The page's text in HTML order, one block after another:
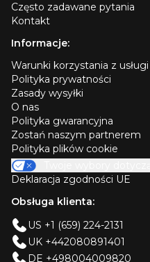
Często zadawane pytania
Kontakt
Informacje:
Warunki korzystania z usługi
Polityka prywatności
Zasady wysyłki
O nas
Polityka gwarancyjna
Zostań naszym partnerem
Polityka plików cookie
Deklaracja zgodności UE
Obsługa klienta:
US +1 (659) 224-2131
UK +442080891401
DE +498004009820